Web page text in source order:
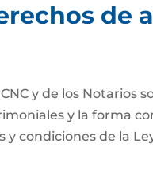
de
y de los Notarios
y la forma
y condiciones de la